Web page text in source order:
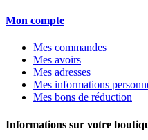
Mon compte
Mes commandes
Mes avoirs
Mes adresses
Mes informations
Mes bons de réduction
Informations sur votre